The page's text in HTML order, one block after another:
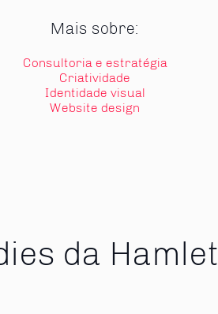
Mais sobre:
Consultoria e estratégia
Criatividade
Identidade visual
Website design
da Hamlet